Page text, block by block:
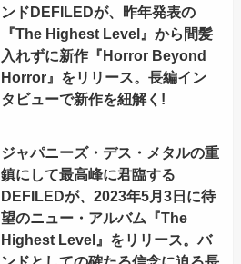
ンドDEFILEDが、昨年発表の
『The Highest Level』から間髪
入れずに新作『Horror Beyond
Horror』をリリース。長編イン
タビューで新作を紐解く!
ジャパニーズ・デス・メタルの重
鎮にして最高峰に君臨する
DEFILEDが、2023年5月3日に待
望のニュー・アルバム『The
Highest Level』をリリース。バ